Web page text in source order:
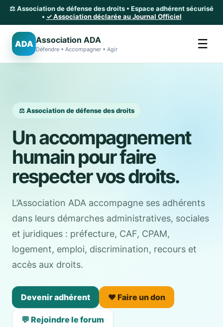
⚖️ Association de défense des droits • Espace adhérent sécurisé
• ✓ Association déclarée au Journal Officiel
ADA Association ADA
Défendre • Accompagner • Agir ☰
⚖️ Association de défense des droits
Un accompagnement
humain pour faire
respecter vos droits.
L’Association ADA accompagne ses adhérents
dans leurs démarches administratives, sociales
et juridiques : préfecture, CAF, CPAM,
logement, emploi, discrimination, recours et
accès aux droits.
Devenir adhérent ❤️ Faire un don
💬 Rejoindre le forum